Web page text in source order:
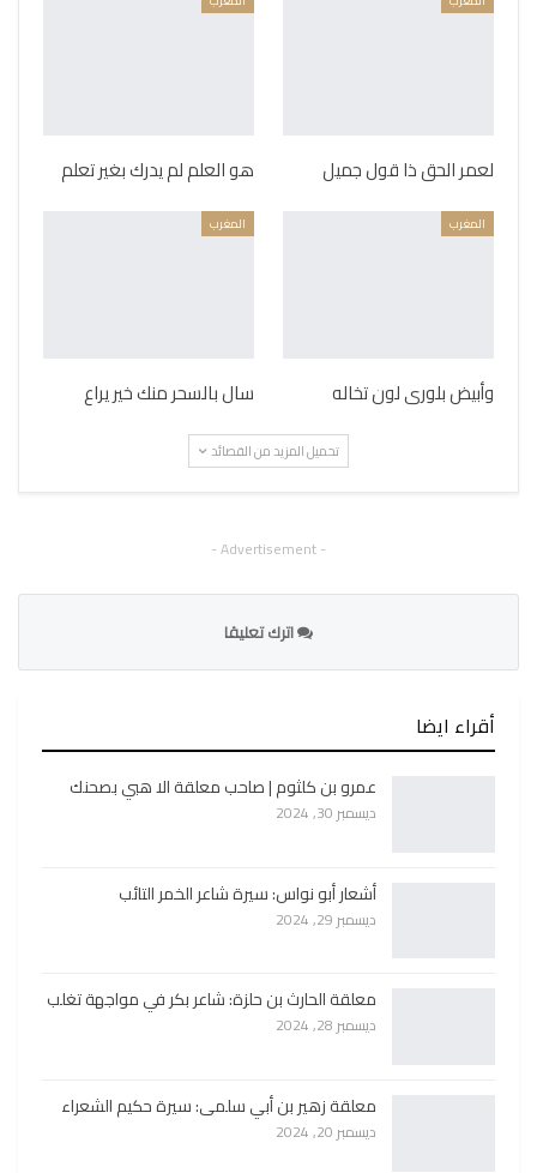
لعمر الحق ذا قول جميل هو العلم لم يدرك بغير تعلم
المغرب
وأبيض بلورى لون تخاله
المغرب
سال بالسحر منك خير يراع
تحميل المزيد من القصائد
- Advertisement -
اترك تعليقا
أقراء ايضا
عمرو بن كلثوم | صاحب معلقة الا هبي بصحنك
ديسمبر 30, 2024
أشعار أبو نواس: سيرة شاعر الخمر التائب
ديسمبر 29, 2024
معلقة الحارث بن حلزة: شاعر بكر في مواجهة تغلب
ديسمبر 28, 2024
معلقة زهير بن أبي سلمى: سيرة حكيم الشعراء
ديسمبر 20, 2024